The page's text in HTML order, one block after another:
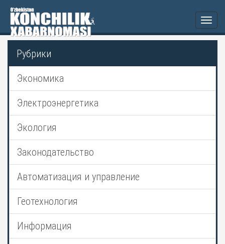
Рубрики
Экономика
Электроэнергетика
Экология
Законодательство
Автоматизация и управление
Геотехнология
Информация